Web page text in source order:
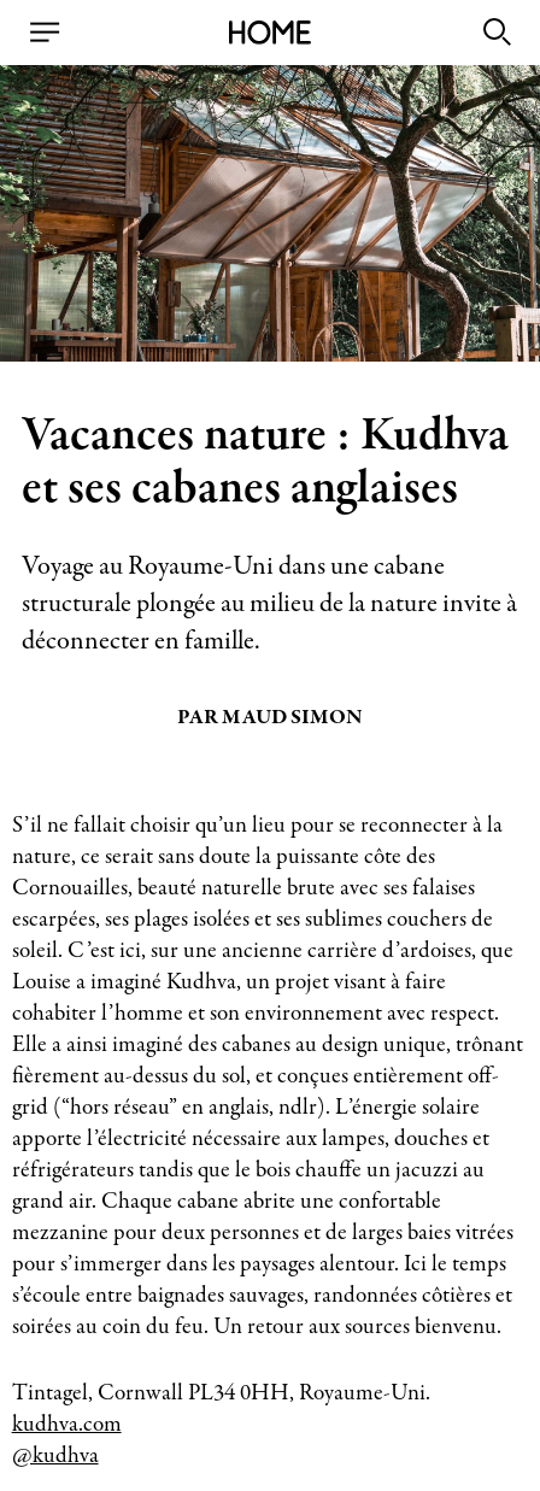
Vacances nature : Kudhva
et ses cabanes anglaises
Voyage au Royaume-Uni dans une cabane
structurale plongée au milieu de la nature invite à
déconnecter en famille.
PAR MAUD SIMON
S’il ne fallait choisir qu’un lieu pour se reconnecter à la
nature, ce serait sans doute la puissante côte des
Cornouailles, beauté naturelle brute avec ses falaises
escarpées, ses plages isolées et ses sublimes couchers de
soleil. C’est ici, sur une ancienne carrière d’ardoises, que
Louise a imaginé Kudhva, un projet visant à faire
cohabiter l’homme et son environnement avec respect.
Elle a ainsi imaginé des cabanes au design unique, trônant
fièrement au-dessus du sol, et conçues entièrement off-
grid (“hors réseau” en anglais, ndlr). L’énergie solaire
apporte l’électricité nécessaire aux lampes, douches et
réfrigérateurs tandis que le bois chauffe un jacuzzi au
grand air. Chaque cabane abrite une confortable
mezzanine pour deux personnes et de larges baies vitrées
pour s’immerger dans les paysages alentour. Ici le temps
s’écoule entre baignades sauvages, randonnées côtières et
soirées au coin du feu. Un retour aux sources bienvenu.
Tintagel, Cornwall PL34 0HH, Royaume-Uni.
kudhva.com
@kudhva